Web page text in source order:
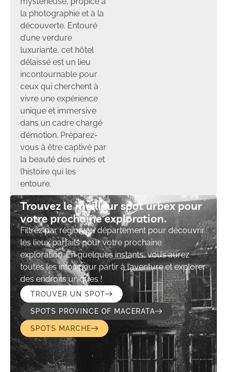
la photographie et à la
découverte. Entouré
d’une verdure
luxuriante, cet hôtel
délaissé est un lieu
incontournable pour
ceux qui cherchent à
vivre une expérience
unique et immersive
dans un cadre chargé
d’émotion. Préparez-
vous à être captivé par
la beauté des ruines et
l’histoire qui les
entoure.
Trouvez le meilleur spot urbex pour
votre prochaine exploration​
Filtrez par région ou département pour découvrir
les lieux parfaits pour votre prochaine
exploration. En quelques instants, vous aurez
toutes les infos pour partir à l’aventure et explorer
des endroits uniques !
TROUVER UN SPOT
SPOTS PROVINCE OF MACERATA
SPOTS MARCHE